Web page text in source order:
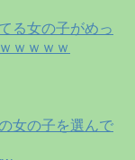
る女の子がめっ
ｗｗｗｗ
女の子を選んで